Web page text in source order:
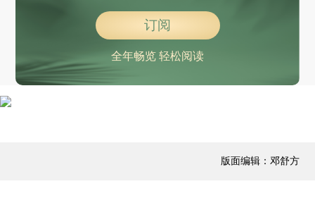
订阅
全年畅览 轻松阅读
版面编辑：邓舒方